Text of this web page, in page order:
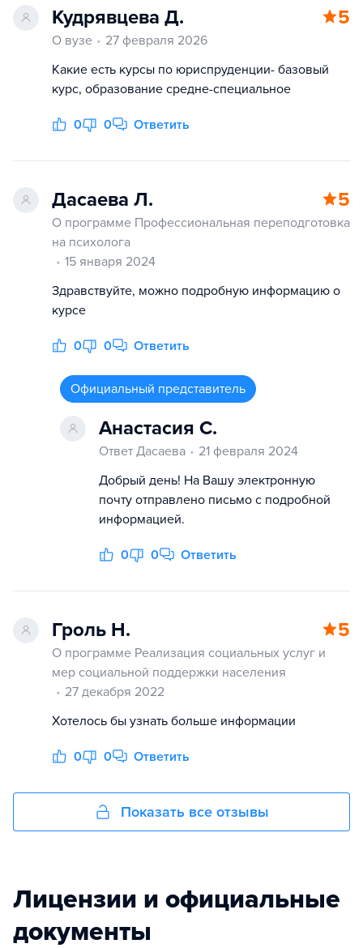
Кудрявцева Д. 5
О вузе
27 февраля 2026
Какие есть курсы по юриспруденции- базовый
курс, образование средне-специальное
0 0 Ответить
Дасаева Л. 5
О программе Профессиональная переподготовка
на психолога
15 января 2024
Здравствуйте, можно подробную информацию о
курсе
0 0 Ответить
Официальный представитель
Анастасия С.
Ответ Дасаева
21 февраля 2024
Добрый день! На Вашу электронную
почту отправлено письмо с подробной
информацией.
0 0 Ответить
Гроль Н. 5
О программе Реализация социальных услуг и
мер социальной поддержки населения
27 декабря 2022
Хотелось бы узнать больше информации
0 0 Ответить
Показать все отзывы
Лицензии и официальные
документы